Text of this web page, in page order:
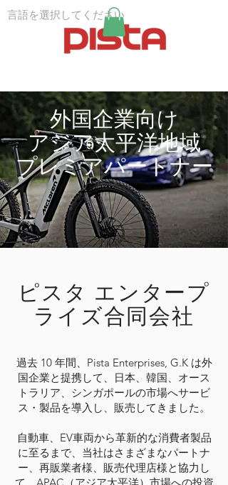
言語を選択してください
外国企業向け
アジア太平洋地域
プレミアパートナー
ピスタ エンタープ
ライズ合同会社
過去 10 年間、Pista Enterprises, G.K は外
国企業と提携して、日本、韓国、オース
トラリア、シンガポールの市場へサービ
ス・製品を導入し、販売してきました。
自動車、EV車両から革新的な消費者製品
に至るまで、当社はさまざまなパートナ
ー、再販業者様、販売代理店様と協力し